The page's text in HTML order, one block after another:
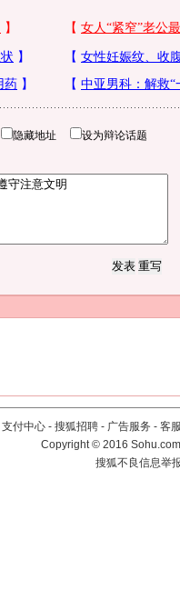
隐藏地址 设为辩论话题
支付中心 - 搜狐招聘 - 广告服务 - 客
Copyright©2016
搜狐不良信息举